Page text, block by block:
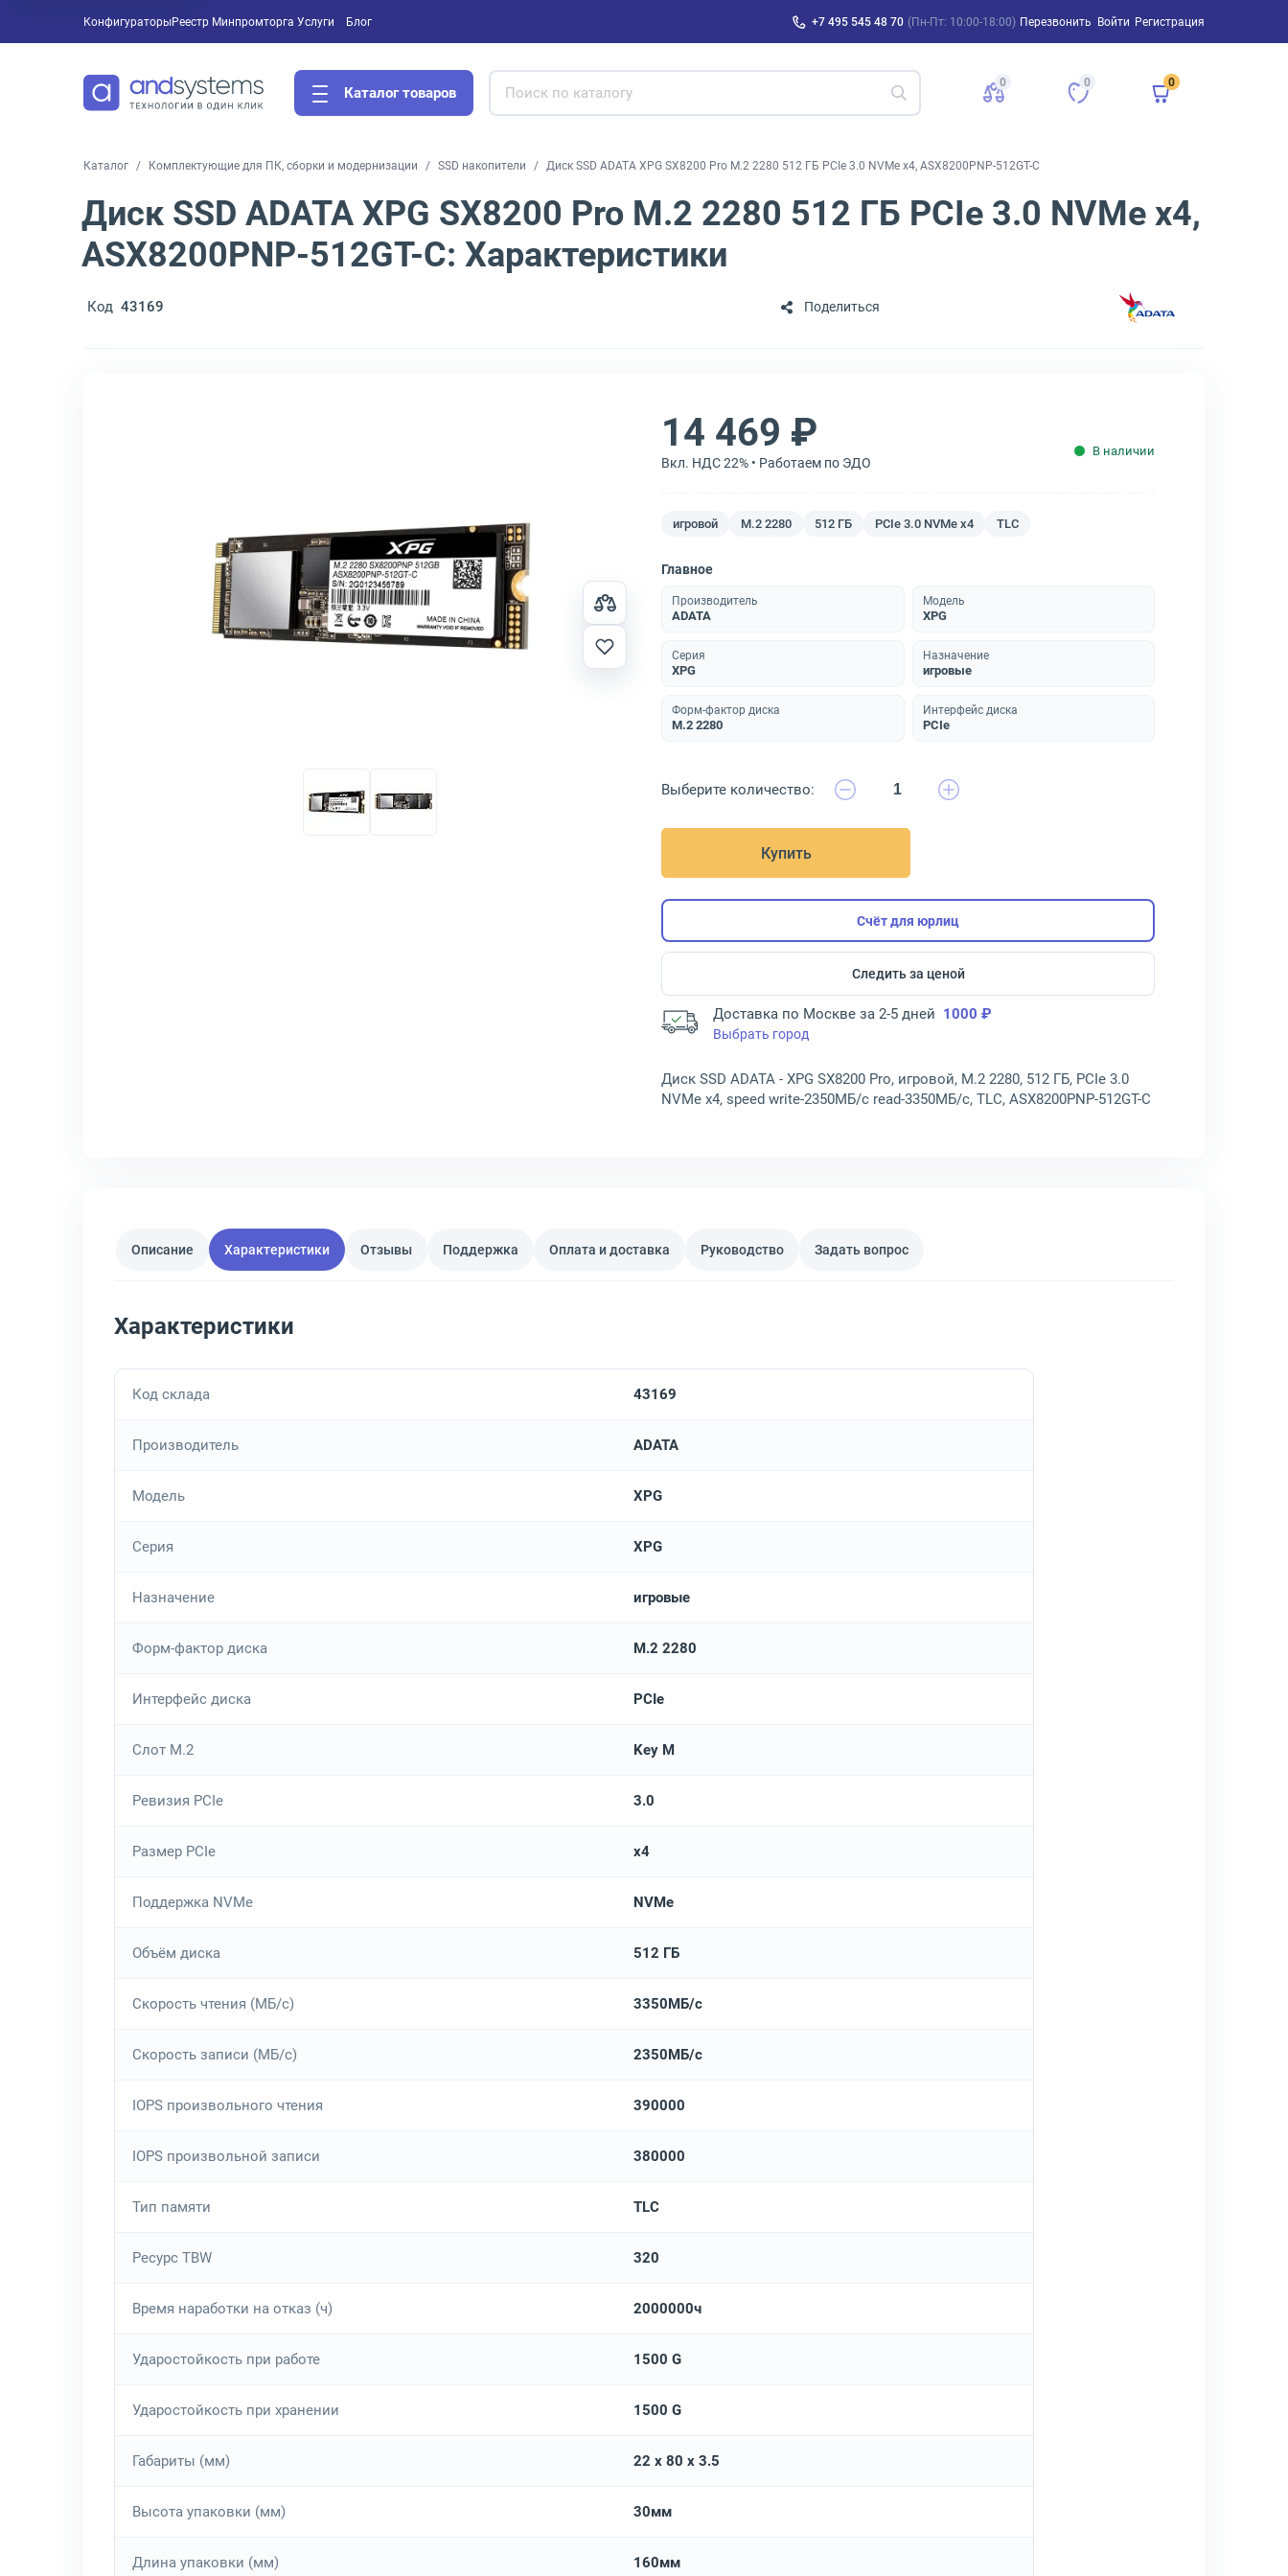
Конфигураторы Услуги
Реестр Минпромторга Блог +7 495 545 48 70 (Пн-Пт: 10:00-18:00) Перезвонить Войти Регистрация
Каталог товаров
0 0 0
Каталог Комплектующие для ПК, сборки и модернизации SSD накопители Диск SSD ADATA XPG SX8200 Pro M.2 2280 512 ГБ PCIe 3.0 NVMe x4, ASX8200PNP-512GT-C
Диск SSD ADATA XPG SX8200 Pro M.2 2280 512 ГБ PCIe 3.0 NVMe x4,
ASX8200PNP-512GT-C: Характеристики
Код 43169 Поделиться
14 469 ₽
Вкл. НДС 22% • Работаем по ЭДО
В наличии
игровой M.2 2280 512 ГБ PCIe 3.0 NVMe x4 TLC
Главное
Производитель
ADATA
Модель
XPG
Серия
XPG
Назначение
игровые
Форм-фактор диска
M.2 2280
Интерфейс диска
PCIe
Выберите количество:
Купить
Счёт для юрлиц
Следить за ценой
Доставка по Москве за 2-5 дней 1000 ₽
Выбрать город
Диск SSD ADATA - XPG SX8200 Pro, игровой, M.2 2280, 512 ГБ, PCIe 3.0
NVMe x4, speed write-2350МБ/с read-3350МБ/с, TLC, ASX8200PNP-512GT-C
Описание Характеристики Отзывы Поддержка Оплата и доставка Руководство Задать вопрос
Характеристики
Код склада 43169
Производитель ADATA
Модель XPG
Серия XPG
Назначение игровые
Форм-фактор диска M.2 2280
Интерфейс диска PCIe
Слот M.2 Key M
Ревизия PCIe 3.0
Размер PCIe x4
Поддержка NVMe NVMe
Объём диска 512 ГБ
Скорость чтения (МБ/с) 3350МБ/с
Скорость записи (МБ/с) 2350МБ/с
IOPS произвольного чтения 390000
IOPS произвольной записи 380000
Тип памяти TLC
Ресурс TBW 320
Время наработки на отказ (ч) 2000000ч
Ударостойкость при работе 1500 G
Ударостойкость при хранении 1500 G
Габариты (мм) 22 x 80 x 3.5
Высота упаковки (мм) 30мм
Длина упаковки (мм) 160мм